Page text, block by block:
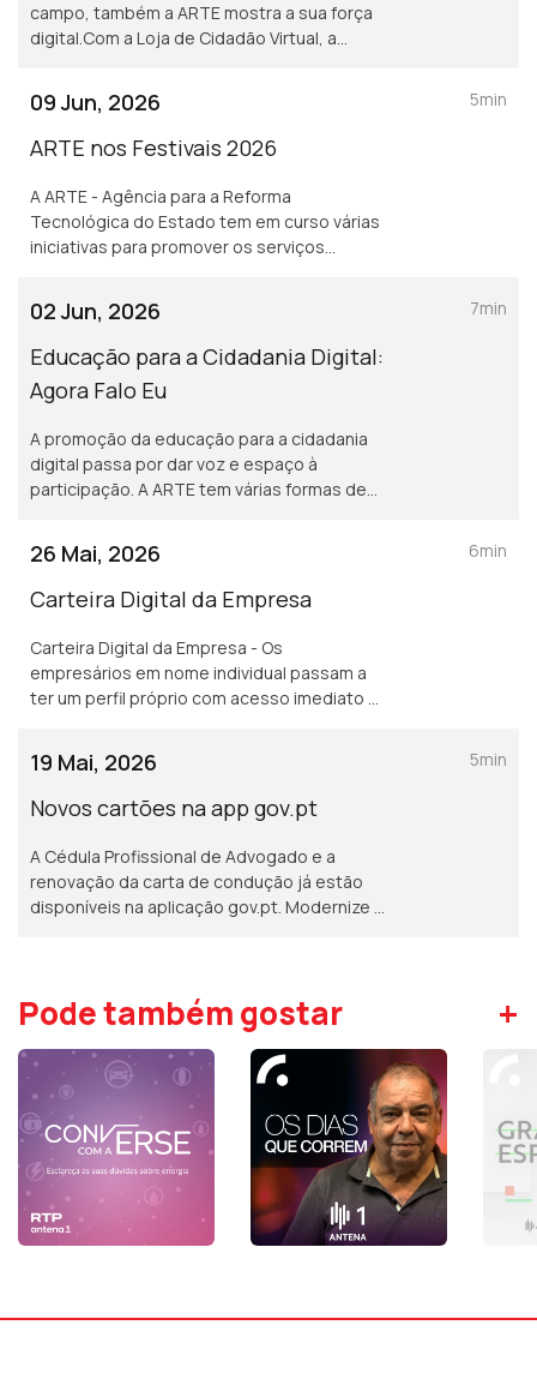
campo, também a ARTE mostra a sua força
digital.Com a Loja de Cidadão Virtual, a
para ganhar
09 Jun, 2026
ARTE nos Festivais 2026
A ARTE - Agência para a Reforma
Tecnológica do Estado tem em curso várias
iniciativas para promover os serviços
5min
02 Jun, 2026
Educação para a Cidadania Digital:
Agora Falo Eu
A promoção da educação para a cidadania
digital passa por dar voz e espaço à
participação. A ARTE tem várias formas de
7min
26 Mai, 2026
Carteira Digital da Empresa
Carteira Digital da Empresa - Os
empresários em nome individual passam a
ter um perfil próprio com acesso imediato à
gov.pt.
6min
19 Mai, 2026
Novos cartões na app gov.pt
A Cédula Profissional de Advogado e a
renovação da carta de condução já estão
disponíveis na aplicação gov.pt. Modernize a
5min
Pode também gostar +